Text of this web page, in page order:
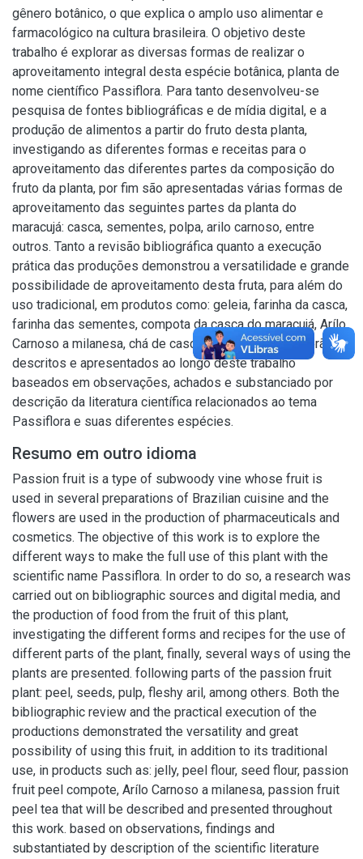
gênero botânico, o que explica o amplo uso alimentar e
farmacológico na cultura brasileira. O objetivo deste
trabalho é explorar as diversas formas de realizar o
aproveitamento integral desta espécie botânica, planta de
nome científico Passiflora. Para tanto desenvolveu-se
pesquisa de fontes bibliográficas e de mídia digital, e a
produção de alimentos a partir do fruto desta planta,
investigando as diferentes formas e receitas para o
aproveitamento das diferentes partes da composição do
fruto da planta, por fim são apresentadas várias formas de
aproveitamento das seguintes partes da planta do
maracujá: casca, sementes, polpa, arilo carnoso, entre
outros. Tanto a revisão bibliográfica quanto a execução
prática das produções demonstrou a versatilidade e grande
possibilidade de aproveitamento desta fruta, para além do
uso tradicional, em produtos como: geleia, farinha da casca,
farinha das sementes, compota da casca do maracujá, Arílo
Carnoso a milanesa, chá de casca de maracujá que serão
descritos e apresentados ao longo deste trabalho
baseados em observações, achados e substanciado por
descrição da literatura científica relacionados ao tema
Passiflora e suas diferentes espécies.
Resumo em outro idioma
Passion fruit is a type of subwoody vine whose fruit is
used in several preparations of Brazilian cuisine and the
flowers are used in the production of pharmaceuticals and
cosmetics. The objective of this work is to explore the
different ways to make the full use of this plant with the
scientific name Passiflora. In order to do so, a research was
carried out on bibliographic sources and digital media, and
the production of food from the fruit of this plant,
investigating the different forms and recipes for the use of
different parts of the plant, finally, several ways of using the
plants are presented. following parts of the passion fruit
plant: peel, seeds, pulp, fleshy aril, among others. Both the
bibliographic review and the practical execution of the
productions demonstrated the versatility and great
possibility of using this fruit, in addition to its traditional
use, in products such as: jelly, peel flour, seed flour, passion
fruit peel compote, Arílo Carnoso a milanesa, passion fruit
peel tea that will be described and presented throughout
this work. based on observations, findings and
substantiated by description of the scientific literature